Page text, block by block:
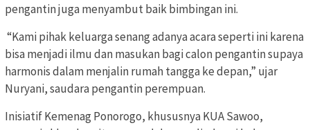
pengantin juga menyambut baik bimbingan ini.
“Kami pihak keluarga senang adanya acara seperti ini karena
bisa menjadi ilmu dan masukan bagi calon pengantin supaya
harmonis dalam menjalin rumah tangga ke depan,” ujar
Nuryani, saudara pengantin perempuan.
Inisiatif Kemenag Ponorogo, khususnya KUA Sawoo,